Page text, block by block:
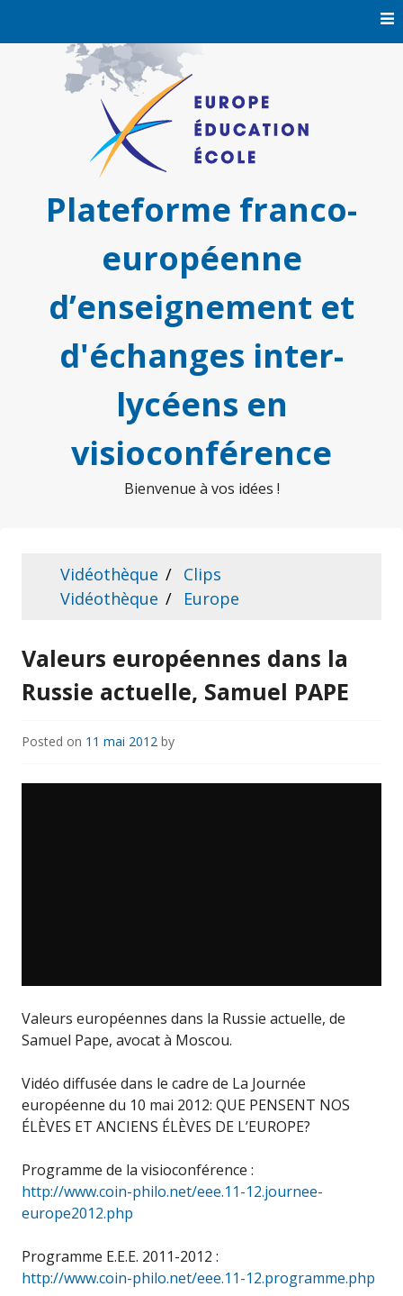
Plateforme franco-
européenne
d’enseignement et
d'échanges inter-
lycéens en
visioconférence
Bienvenue à vos idées !
Vidéothèque
Clips
Vidéothèque
Europe
Valeurs européennes dans la
Russie actuelle, Samuel PAPE
Posted on 11 mai 2012 by
Valeurs européennes dans la Russie actuelle, de
Samuel Pape, avocat à Moscou.
Vidéo diffusée dans le cadre de La Journée
européenne du 10 mai 2012: QUE PENSENT NOS
ÉLÈVES ET ANCIENS ÉLÈVES DE L’EUROPE?
Programme de la visioconférence :
http://www.coin-philo.net/eee.11-12.journee-
europe2012.php
Programme E.E.E. 2011-2012 :
http://www.coin-philo.net/eee.11-12.programme.php